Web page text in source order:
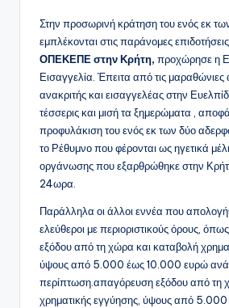
Στην προσωρινή κράτηση του ενός εκ
εμπλέκονται στις παράνομες
ΟΠΕΚΕΠΕ στην Κρήτη, προχώρησε η
Εισαγγελία. Έπειτα από τις μαραθώνιες
ανακριτής και εισαγγελέας στην
τέσσερις και μισή τα ξημερώματα ,
προφυλάκιση του ενός εκ των δύο
το Ρέθυμνο που φέρονται ως ηγετικά
οργάνωσης που εξαρθρώθηκε στην
24ωρα.
Παράλληλα οι άλλοι εννέα που
ελεύθεροι με περιοριστικούς όρους,
εξόδου από τη χώρα και καταβολή
ύψους από 5.000 έως 10.000 ευρώ ανά
περίπτωση.απαγόρευση εξόδου από τη
χρηματικής εγγύησης, ύψους από